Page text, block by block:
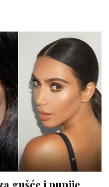
gušće i punije